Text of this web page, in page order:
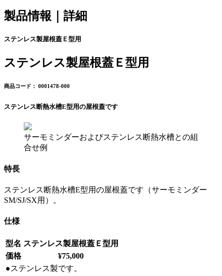
製品情報｜詳細
ステンレス製屋根蓋Ｅ型用
ステンレス製屋根蓋Ｅ型用
商品コード： 0001478-000
ステンレス断熱水槽E型用の屋根蓋です
サーモミンダーおよびステンレス断熱水槽との組
合せ例
特長
ステンレス断熱水槽E型用の屋根蓋です（サーモミンダー
SM/SJ/SX用）。
仕様
型名 ステンレス製屋根蓋Ｅ型用
価格
¥75,000
●ステンレス製です。